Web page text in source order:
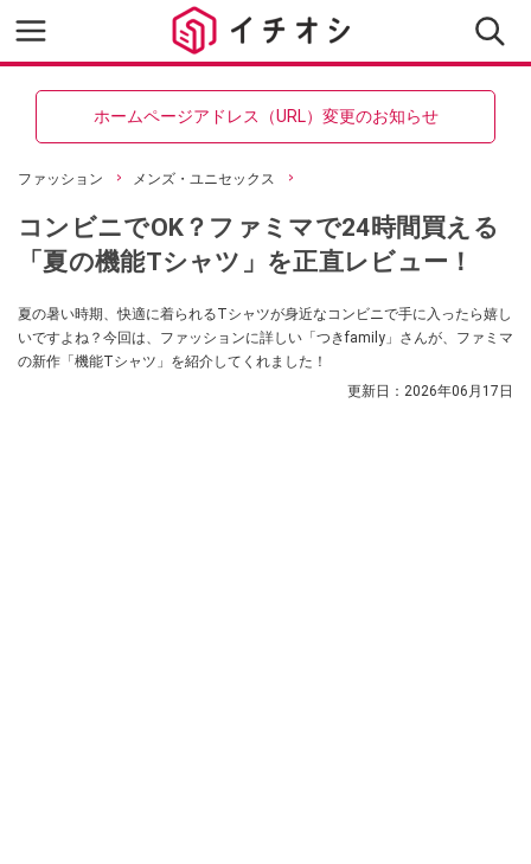
ホームページアドレス（URL）変更のお知らせ
ファッション メンズ・ユニセックス
コンビニでOK？ファミマで24時間買える
「夏の機能Tシャツ」を正直レビュー！
夏の暑い時期、快適に着られるTシャツが身近なコンビニで手に入ったら嬉し
いですよね？今回は、ファッションに詳しい「つきfamily」さんが、ファミマ
の新作「機能Tシャツ」を紹介してくれました！
更新日： 2026年06月17日